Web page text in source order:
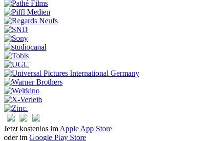
Jetzt kostenlos im Apple App Store
oder im Google Play Store